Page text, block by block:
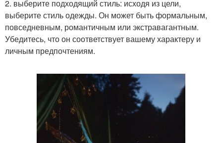
2. выберите подходящий стиль: исходя из цели,
выберите стиль одежды. Он может быть формальным,
повседневным, романтичным или экстравагантным.
Убедитесь, что он соответствует вашему характеру и
личным предпочтениям.